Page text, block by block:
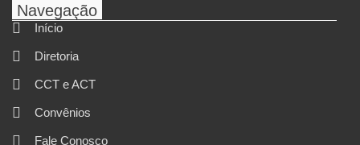
Navegação
Início
Diretoria
CCT e ACT
Convênios
Fale Conosco